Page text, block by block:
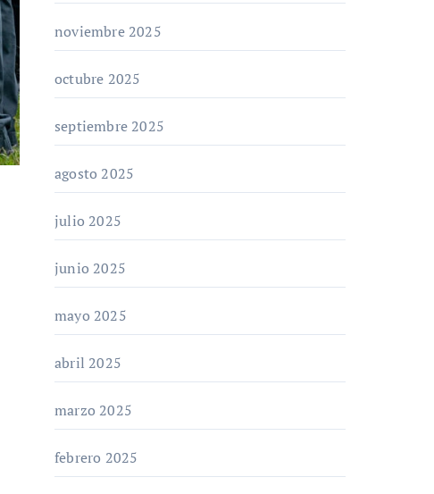
noviembre 2025
octubre 2025
septiembre 2025
agosto 2025
julio 2025
junio 2025
mayo 2025
abril 2025
marzo 2025
febrero 2025